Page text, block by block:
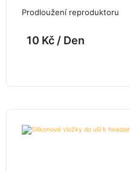
Prodloužení reproduktoru
10 Kč / Den